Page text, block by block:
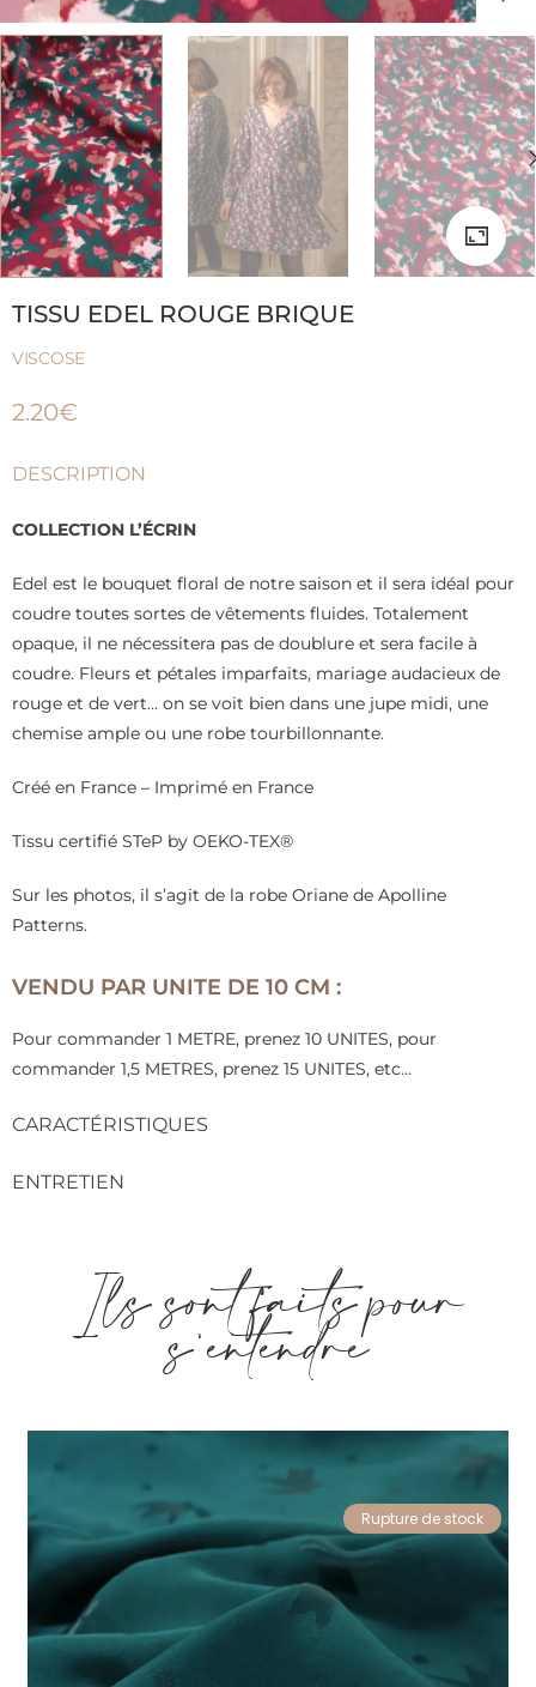
TISSU EDEL ROUGE BRIQUE
VISCOSE
2.20€
DESCRIPTION
COLLECTION L’ÉCRIN
Edel est le bouquet floral de notre saison et il sera idéal pour
coudre toutes sortes de vêtements fluides. Totalement
opaque, il ne nécessitera pas de doublure et sera facile à
coudre. Fleurs et pétales imparfaits, mariage audacieux de
rouge et de vert… on se voit bien dans une jupe midi, une
chemise ample ou une robe tourbillonnante.
Créé en France – Imprimé en France
Tissu certifié STeP by OEKO-TEX®
Sur les photos, il s’agit de la robe Oriane de Apolline
Patterns.
VENDU PAR UNITE DE 10 CM :
Pour commander 1 METRE, prenez 10 UNITES, pour
commander 1,5 METRES, prenez 15 UNITES, etc…
CARACTÉRISTIQUES
ENTRETIEN
Ils sont faits pour
s'entendre
Rupture de stock